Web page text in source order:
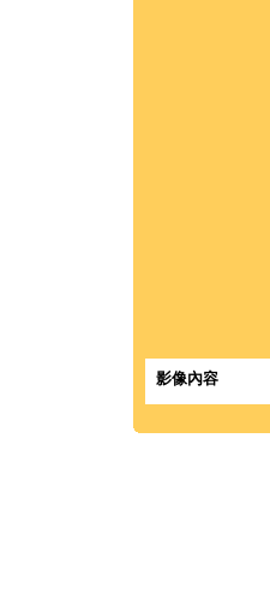
影像內容